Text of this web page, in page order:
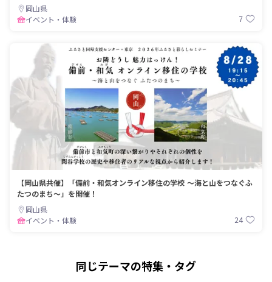
・
leal.lab（レアルラボ）
https://608f309a3f3f6.site123.me
｜シェアハウスいとくる 管理者
https://itocrew.com/
➤leal.labとは「地域(local)の経済
(economy)と(and) 生活(lifestyle)を、
豊かにおもしろくする」のイニシャル
をとった造語。オンライン配信／映像
編集・配信／キャンプ場／地域振興に
関わる。新見市出身。徳島大工学部で
中山間地の空き家問題や都市デザイン
を研究。大学院を修了し、横浜の設計
事務所に勤めた後、２６歳でＵター
務め、同市の起業家らとの交流をきっ
映像編集・配信に関わるようになり、
岡山県
イベント・体験
7
【岡山県共催】「備前・和気オンライン移住の学校 ～海と山をつなぐふ
たつのまち～」を開催！
岡山県
イベント・体験
24
同じテーマの特集・タグ